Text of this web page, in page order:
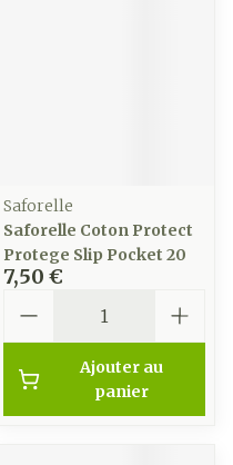
Saforelle
Saforelle Coton Protect
Protege Slip Pocket 20
7,50 €
Ajouter au
panier